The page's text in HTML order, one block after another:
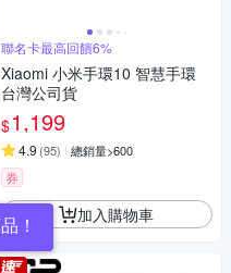
聯名卡最高回饋6%
Xiaomi 小米手環10 智慧手環
台灣公司貨
$1,199
4.9 (95) 總銷量>600
券
加入購物車